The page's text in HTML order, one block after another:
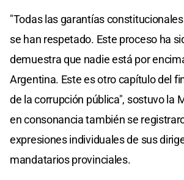
"Todas las garantías
se han respetado. Este proceso ha
demuestra que nadie está por
Argentina. Este es otro capítulo del
de la corrupción pública", sostuvo la
en consonancia también se
expresiones individuales de sus
mandatarios provinciales.